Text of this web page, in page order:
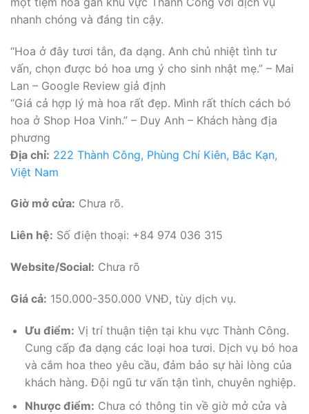
nhanh chóng và đáng tin cậy.
“Hoa ở đây tươi tắn, đa dạng. Anh chủ nhiệt tình tư
vấn, chọn được bó hoa ưng ý cho sinh nhật mẹ.” – Mai
Lan – Google Review giả định
“Giá cả hợp lý mà hoa rất đẹp. Mình rất thích cách bó
hoa ở Shop Hoa Vinh.” – Duy Anh – Khách hàng địa
phương
Địa chỉ: 222 Thành Công, Phùng Chí Kiên, Bắc Kạn,
Việt Nam
Giờ mở cửa: Chưa rõ.
Liên hệ: Số điện thoại: +84 974 036 315
Website/Social: Chưa rõ
Giá cả: 150.000-350.000 VNĐ, tùy dịch vụ.
Ưu điểm: Vị trí thuận tiện tại khu vực Thành Công.
Cung cấp đa dạng các loại hoa tươi. Dịch vụ bó hoa
và cắm hoa theo yêu cầu, đảm bảo sự hài lòng của
khách hàng. Đội ngũ tư vấn tận tình, chuyên nghiệp.
Nhược điểm: Chưa có thông tin về giờ mở cửa và